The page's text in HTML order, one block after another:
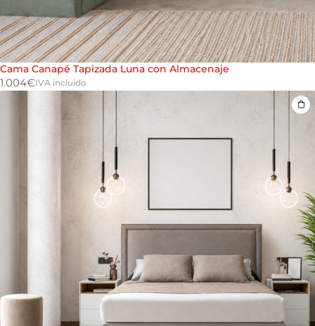
Cama Canapé Tapizada Luna con Almacenaje
1.004€IVA incluido